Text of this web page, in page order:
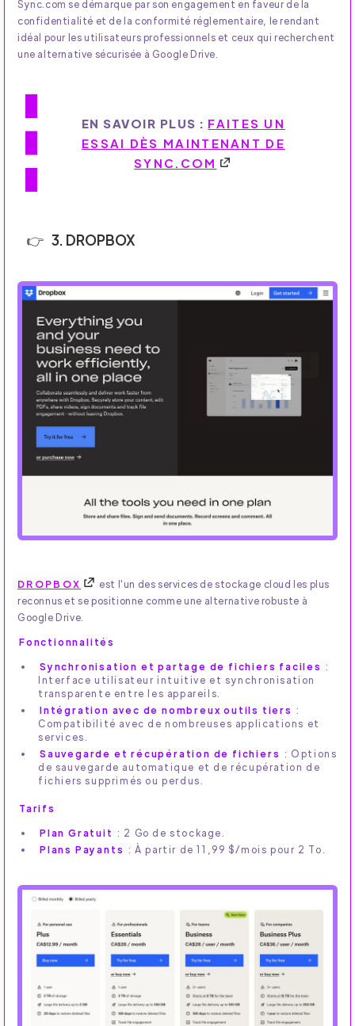
Sync.com se démarque par son engagement en faveur de la
confidentialité et de la conformité réglementaire, le rendant
idéal pour les utilisateurs professionnels et ceux qui recherchent
une alternative sécurisée à Google Drive.
EN SAVOIR PLUS : FAITES UN
ESSAI DÈS MAINTENANT DE
SYNC.COM
3. DROPBOX
DROPBOX
est l'un des services de stockage cloud les plus
reconnus et se positionne comme une alternative robuste à
Google Drive.
Fonctionnalités
Synchronisation et partage de fichiers faciles :
Interface utilisateur intuitive et synchronisation
transparente entre les appareils.
Intégration avec de nombreux outils tiers :
Compatibilité avec de nombreuses applications et
services.
Sauvegarde et récupération de fichiers : Options
de sauvegarde automatique et de récupération de
fichiers supprimés ou perdus.
Tarifs
Plan Gratuit : 2 Go de stockage.
Plans Payants : À partir de 11,99 $/mois pour 2 To.